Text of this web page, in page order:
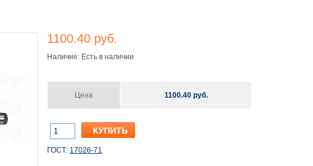
1100.40 руб.
Наличие: Есть в наличии
Цена 1100.40 руб.
ГОСТ: 17026-71